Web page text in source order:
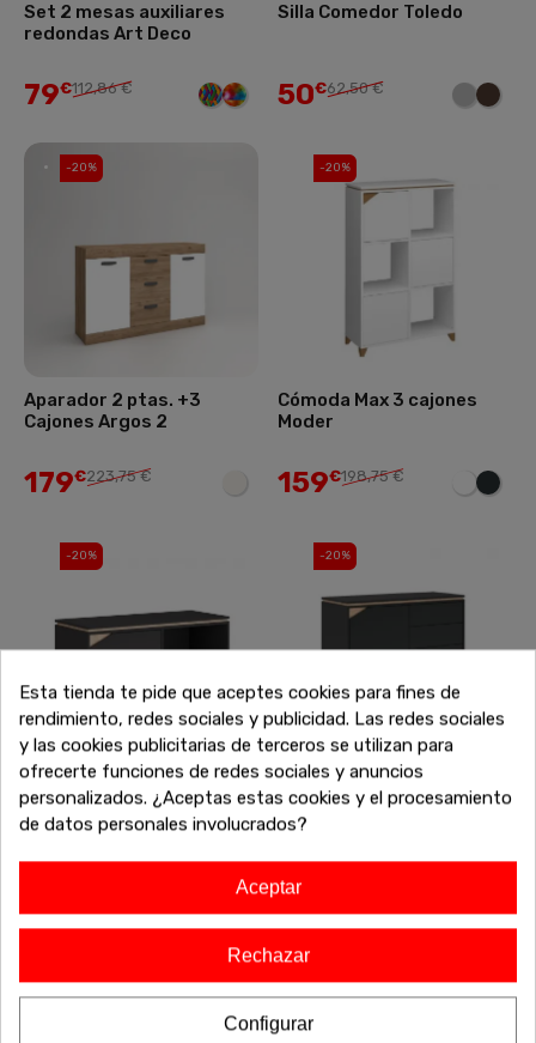
Set 2 mesas auxiliares
redondas Art Deco
79€112,86 €
Silla Comedor Toledo
50€62,50 €
Aparador 2 ptas. +3
Cajones Argos 2
179€223,75 €
-20%
Cómoda Max 3 cajones
Moder
159€198,75 €
-20%
Bajo TV 1 puerta Moder
125€156,25 €
-20%
Cómoda 1 puerta Moder
155€193,75 €
-20%
Esta tienda te pide que aceptes cookies para fines de
rendimiento, redes sociales y publicidad. Las redes sociales
y las cookies publicitarias de terceros se utilizan para
ofrecerte funciones de redes sociales y anuncios
personalizados. ¿Aceptas estas cookies y el procesamiento
de datos personales involucrados?
Aceptar
Rechazar
Configurar